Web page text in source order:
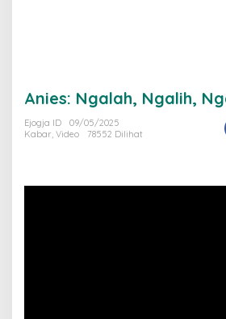
Anies: Ngalah, Ngalih,
Ejogja ID
09/05/2025
Kabar, Video 78552 Dilihat